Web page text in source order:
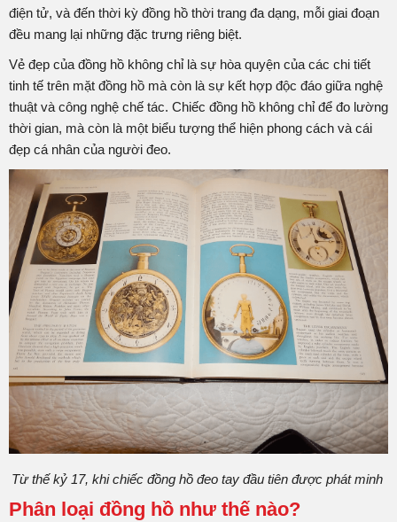
điện tử, và đến thời kỳ đồng hồ thời trang đa dạng, mỗi giai đoạn
đều mang lại những đặc trưng riêng biệt.
Vẻ đẹp của đồng hồ không chỉ là sự hòa quyện của các chi tiết
tinh tế trên mặt đồng hồ mà còn là sự kết hợp độc đáo giữa nghệ
thuật và công nghệ chế tác. Chiếc đồng hồ không chỉ để đo lường
thời gian, mà còn là một biểu tượng thể hiện phong cách và cái
đẹp cá nhân của người đeo.
Từ thế kỷ 17, khi chiếc đồng hồ đeo tay đầu tiên được phát minh
Phân loại đồng hồ như thế nào?